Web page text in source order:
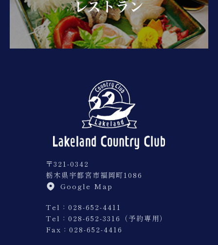
〒321-0342
栃木県宇都宮市福岡町1086
Google Map
Tel：028-652-4411
Tel： 028-652-3316（予約専用）
Fax：028-652-4416